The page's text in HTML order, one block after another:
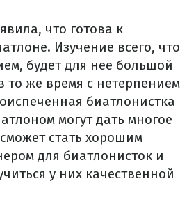
что готова к
Изучение всего, что
будет для нее большой
то же время с нетерпением
биатлонистка
могут дать многое
стать хорошим
для биатлонисток и
у них качественной